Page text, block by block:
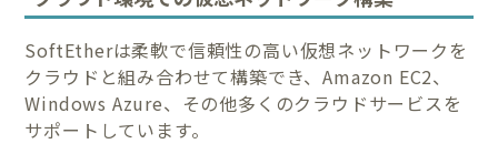
SoftEtherは柔軟で信頼性の高い仮想ネットワークを
クラウドと組み合わせて構築でき、Amazon EC2、
Windows Azure、その他多くのクラウドサービスを
サポートしています。